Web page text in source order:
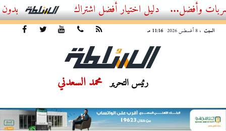
أفضل اشتراك IPTV بدون تقطيع 2026 – دليل المشاهد العصري
السبت ، 8 أغسطس 2026 11:16 مـ
رئيس التحرير محمد السعدني